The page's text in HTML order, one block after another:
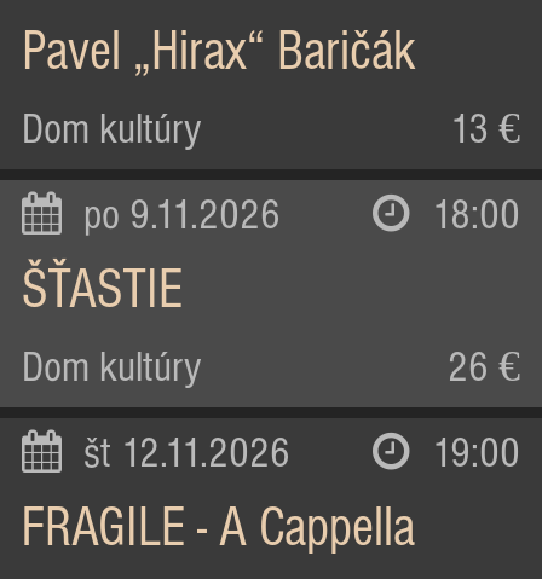
Pavel „Hirax“ Baričák
Dom kultúry 13 €
po 9.11.2026 18:00
ŠŤASTIE
Dom kultúry 26 €
št 12.11.2026 19:00
FRAGILE - A Cappella